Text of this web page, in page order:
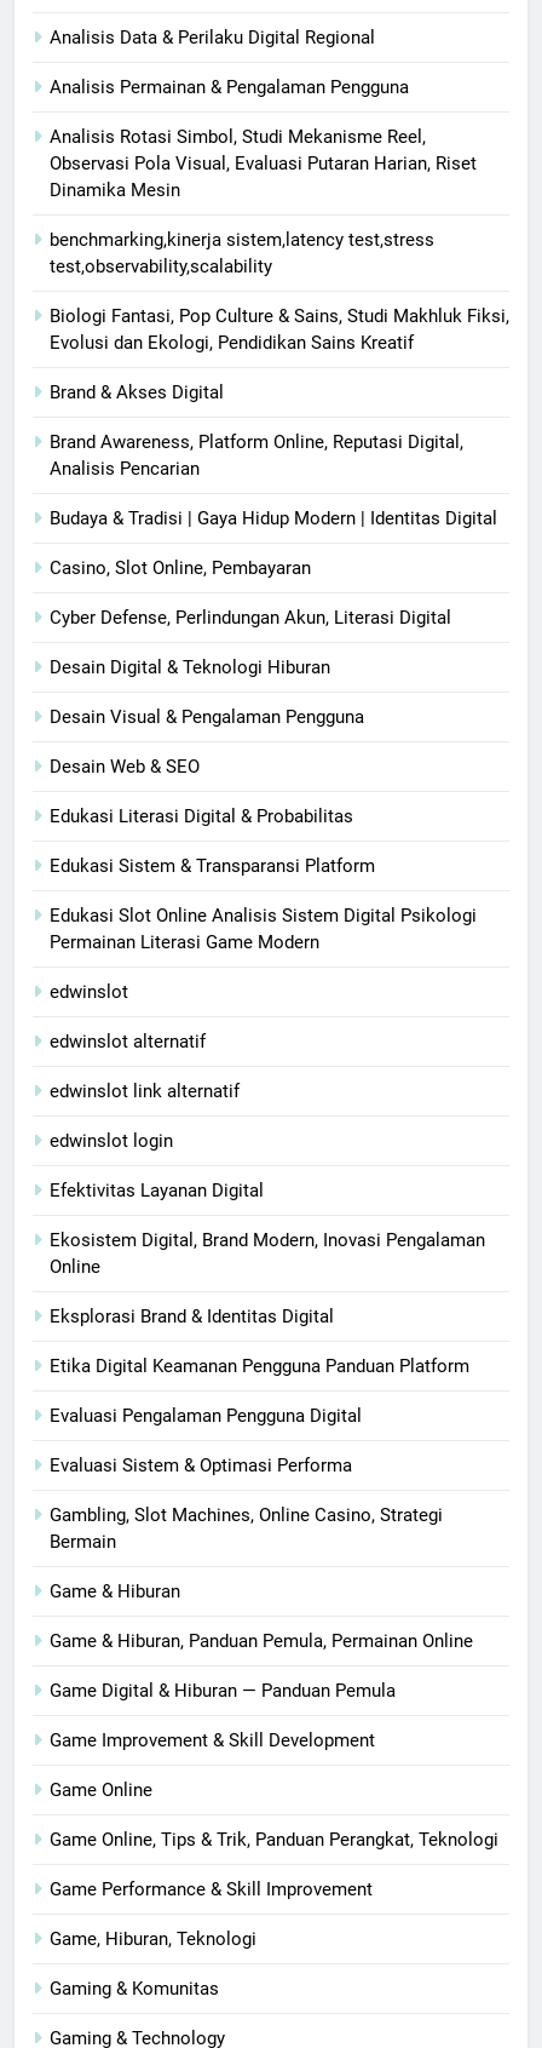
Analisis Data & Perilaku Digital Regional
Analisis Permainan & Pengalaman Pengguna
Analisis Rotasi Simbol, Studi Mekanisme Reel,
Observasi Pola Visual, Evaluasi Putaran Harian, Riset
Dinamika Mesin
benchmarking,kinerja sistem,latency test,stress
test,observability,scalability
Biologi Fantasi, Pop Culture & Sains, Studi Makhluk Fiksi,
Evolusi dan Ekologi, Pendidikan Sains Kreatif
Brand & Akses Digital
Brand Awareness, Platform Online, Reputasi Digital,
Analisis Pencarian
Budaya & Tradisi | Gaya Hidup Modern | Identitas Digital
Casino, Slot Online, Pembayaran
Cyber Defense, Perlindungan Akun, Literasi Digital
Desain Digital & Teknologi Hiburan
Desain Visual & Pengalaman Pengguna
Desain Web & SEO
Edukasi Literasi Digital & Probabilitas
Edukasi Sistem & Transparansi Platform
Edukasi Slot Online Analisis Sistem Digital Psikologi
Permainan Literasi Game Modern
edwinslot
edwinslot alternatif
edwinslot link alternatif
edwinslot login
Efektivitas Layanan Digital
Ekosistem Digital, Brand Modern, Inovasi Pengalaman
Online
Eksplorasi Brand & Identitas Digital
Etika Digital Keamanan Pengguna Panduan Platform
Evaluasi Pengalaman Pengguna Digital
Evaluasi Sistem & Optimasi Performa
Gambling, Slot Machines, Online Casino, Strategi
Bermain
Game & Hiburan
Game & Hiburan, Panduan Pemula, Permainan Online
Game Digital & Hiburan — Panduan Pemula
Game Improvement & Skill Development
Game Online
Game Online, Tips & Trik, Panduan Perangkat, Teknologi
Game Performance & Skill Improvement
Game, Hiburan, Teknologi
Gaming & Komunitas
Gaming & Technology